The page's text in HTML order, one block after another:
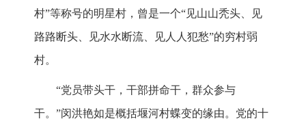
村”等称号的明星村，曾是一个“见山山秃头、见
路路断头、见水水断流、见人人犯愁”的穷村弱
村。
“党员带头干，干部拼命干，群众参与
干。”闵洪艳如是概括堰河村蝶变的缘由。党的十